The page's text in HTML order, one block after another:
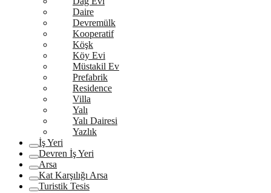
Daire
Devremülk
Kooperatif
Köşk
Köy Evi
Müstakil Ev
Prefabrik
Residence
Villa
Yalı
Yalı Dairesi
Yazlık
İş Yeri
Devren İş Yeri
Arsa
Kat Karşılığı Arsa
Turistik Tesis